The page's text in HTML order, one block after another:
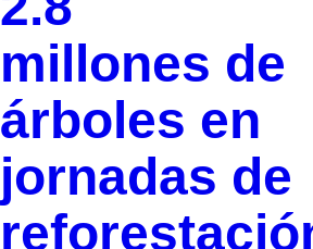
millones de
árboles en
jornadas de